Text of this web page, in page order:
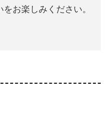
お楽しみください。